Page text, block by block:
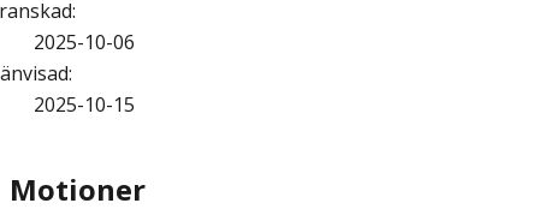
:
2025-10-06
:
2025-10-15
Motioner